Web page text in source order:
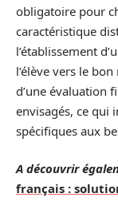
obligatoire pour
caractéristique
l’établissement
l’élève vers le
d’une évaluation
envisagés, ce qui
spécifiques aux
A découvrir
français :